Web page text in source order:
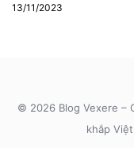
13/11/2023
© 2026 Blog Vexere –
khắp